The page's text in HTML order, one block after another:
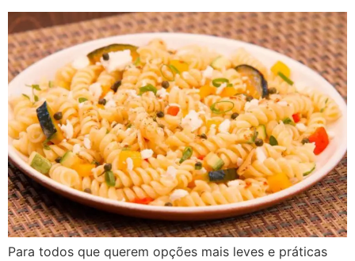
Para todos que querem opções mais leves e práticas